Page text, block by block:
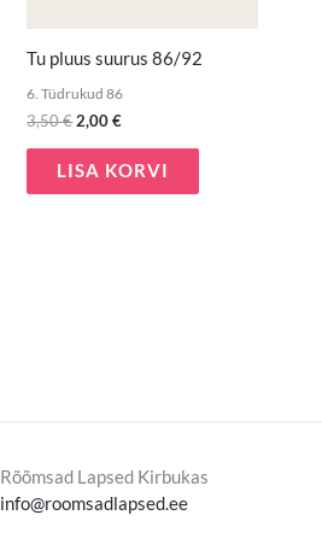
Tu pluus suurus 86/92
6. Tüdrukud 86
3,50€2,00€
LISA KORVI
Rõõmsad Lapsed Kirbukas
info@roomsadlapsed.ee